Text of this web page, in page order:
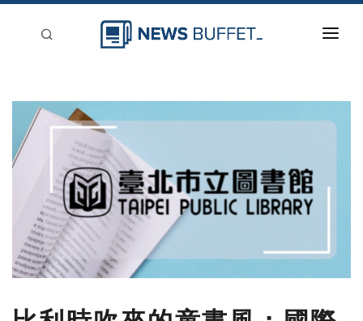
新聞稿分類
刊登